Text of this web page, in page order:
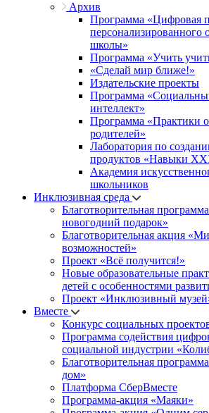
Архив
Программа «Цифровая
персонализированного
школы»
Программа «Учить
«Сделай мир ближе!»
Издательские проекты
Программа
интеллект»
Программа «Практики
родителей»
Лаборатория по
продуктов «Навыки
Академия
школьников
Инклюзивная среда
Благотворительная
новогодний подарок»
Благотворительная акция
возможностей»
Проект «Всё получится!»
Новые образовательные
детей с особенностями
Проект «Инклюзивный
Вместе
Конкурс социальных
Программа содействия
социальной индустрии
Благотворительная
дом»
Платформа СберВместе
Программа-акция «Маяки»